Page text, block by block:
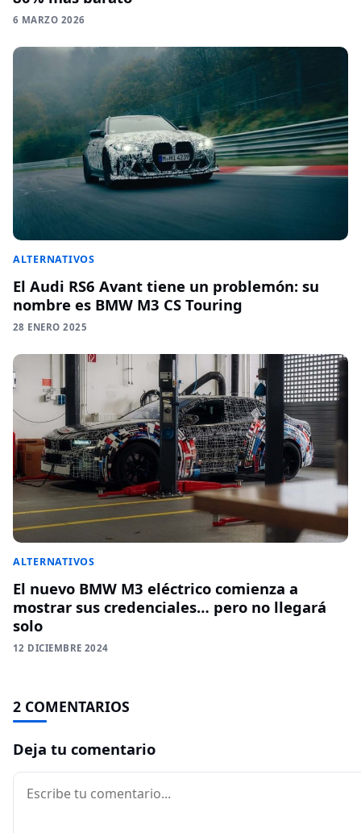
6 MARZO 2026
ALTERNATIVOS
El Audi RS6 Avant tiene un problemón: su
nombre es BMW M3 CS Touring
28 ENERO 2025
ALTERNATIVOS
El nuevo BMW M3 eléctrico comienza a
mostrar sus credenciales… pero no llegará
solo
12 DICIEMBRE 2024
2 COMENTARIOS
Deja tu comentario
Comentario